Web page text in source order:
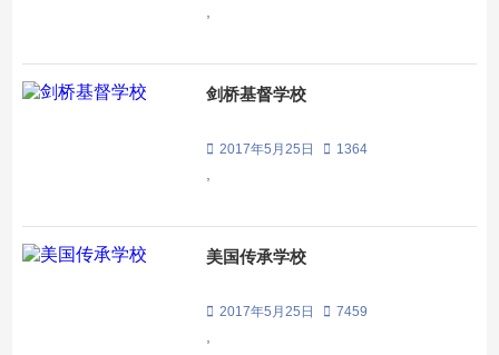
剑桥基督学校
2017年5月25日 1364
美国传承学校
2017年5月25日 7459